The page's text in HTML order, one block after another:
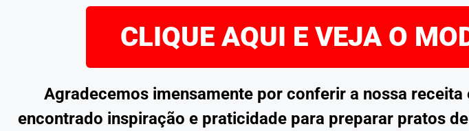
CLIQUE AQUI E VEJA O
Agradecemos imensamente por conferir a nossa
encontrado inspiração e praticidade para preparar pratos